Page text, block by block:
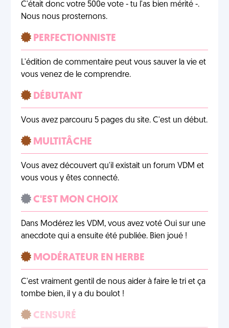
C'était donc votre 500e vote - tu l'as bien mérité -.
Nous nous prosternons.
PERFECTIONNISTE
L'édition de commentaire peut vous sauver la vie et
vous venez de le comprendre.
DÉBUTANT
Vous avez parcouru 5 pages du site. C'est un début.
MULTITÂCHE
Vous avez découvert qu'il existait un forum VDM et
vous vous y êtes connecté.
C'EST MON CHOIX
Dans Modérez les VDM, vous avez voté Oui sur une
anecdote qui a ensuite été publiée. Bien joué !
MODÉRATEUR EN HERBE
C'est vraiment gentil de nous aider à faire le tri et ça
tombe bien, il y a du boulot !
CENSURÉ